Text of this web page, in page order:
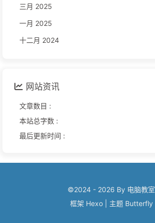
三月 2025
一月 2025
十二月 2024
网站资讯
文章数目 :
本站总字数 :
最后更新时间 :
©2024 - 2026 By 电脑教室
框架 Hexo 主题 Butterfly